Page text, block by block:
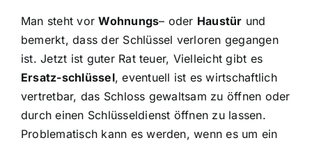
Man steht vorWohnungs– oder Haustür und
bemerkt, dass der Schlüssel verloren gegangen
ist. Jetzt ist guter Rat teuer, Vielleicht gibt es
Ersatz-schlüssel, eventuell ist es wirtschaftlich
vertretbar, das Schloss gewaltsam zu öffnen oder
durch einen Schlüsseldienst öffnen zu lassen.
Problematisch kann es werden, wenn es um ein